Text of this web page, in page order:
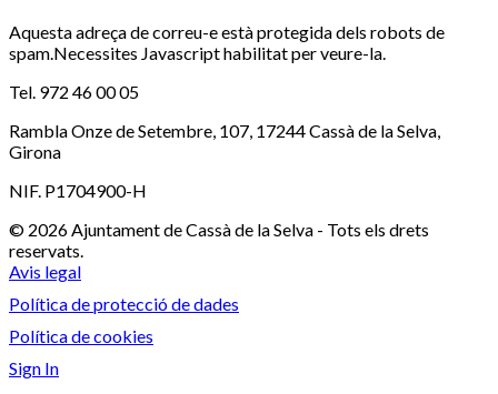
Aquesta adreça de correu-e està protegida dels robots de
spam.Necessites Javascript habilitat per veure-la.
Tel. 972 46 00 05
Rambla Onze de Setembre, 107, 17244 Cassà de la Selva,
Girona
NIF. P1704900-H
© 2026 Ajuntament de Cassà de la Selva - Tots els drets
reservats.
Avis legal
Política de protecció de dades
Política de cookies
Sign In